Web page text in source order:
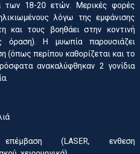
των 18-20 ετών. Μερικές φορές
λόγω της εμφάνισης
και τους βοηθάει στην κοντινή
όραση). Η μυωπία παρουσιάζει
(όπως περίπου καθορίζεται και το
ανακαλύφθηκαν 2 γονίδια
επέμβαση (LASER, ενθεση